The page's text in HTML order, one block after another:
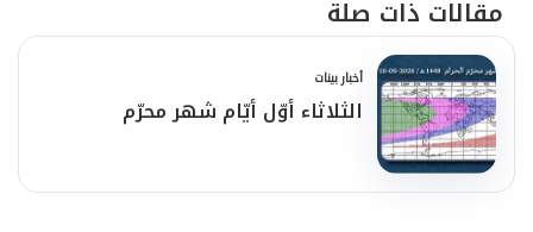
مقالات ذات صلة
أخبار بينات
الثلاثاء أوّل أيّام شهر محرّم